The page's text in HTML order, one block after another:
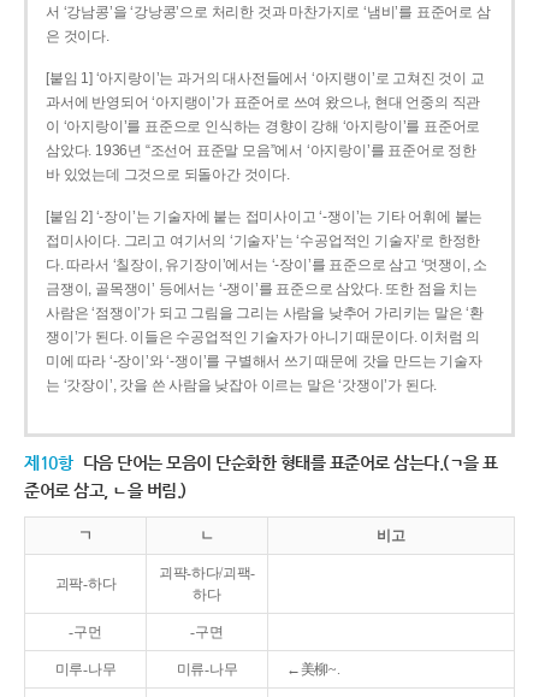
서 ‘강남콩’을 ‘강낭콩’으로 처리한 것과 마찬가지로 ‘냄비’를 표준어로 삼
은 것이다.
[붙임 1] ‘아지랑이’는 과거의 대사전들에서 ‘아지랭이’로 고쳐진 것이 교
과서에 반영되어 ‘아지랭이’가 표준어로 쓰여 왔으나, 현대 언중의 직관
이 ‘아지랑이’를 표준으로 인식하는 경향이 강해 ‘아지랑이’를 표준어로
삼았다. 1936년 “조선어 표준말 모음”에서 ‘아지랑이’를 표준어로 정한
바 있었는데 그것으로 되돌아간 것이다.
[붙임 2] ‘-장이’는 기술자에 붙는 접미사이고 ‘-쟁이’는 기타 어휘에 붙는
접미사이다. 그리고 여기서의 ‘기술자’는 ‘수공업적인 기술자’로 한정한
다. 따라서 ‘칠장이, 유기장이’에서는 ‘-장이’를 표준으로 삼고 ‘멋쟁이, 소
금쟁이, 골목쟁이’ 등에서는 ‘-쟁이’를 표준으로 삼았다. 또한 점을 치는
사람은 ‘점쟁이’가 되고 그림을 그리는 사람을 낮추어 가리키는 말은 ‘환
쟁이’가 된다. 이들은 수공업적인 기술자가 아니기 때문이다. 이처럼 의
미에 따라 ‘-장이’와 ‘-쟁이’를 구별해서 쓰기 때문에 갓을 만드는 기술자
는 ‘갓장이’, 갓을 쓴 사람을 낮잡아 이르는 말은 ‘갓쟁이’가 된다.
제10항 다음 단어는 모음이 단순화한 형태를 표준어로 삼는다.(ㄱ을 표
준어로 삼고, ㄴ을 버림.)
ㄱ ㄴ 비고
괴팍-하다
괴퍅-하다/괴팩-
하다
-구먼 -구면
미루-나무 미류-나무 ←美柳~.